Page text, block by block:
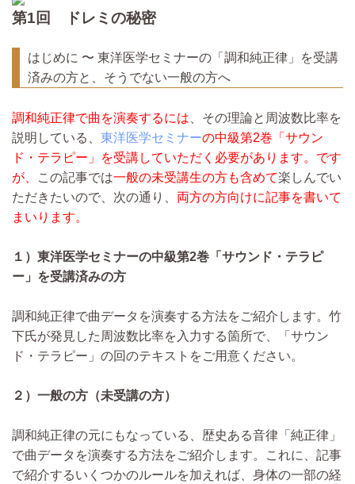
第1回 ドレミの秘密
はじめに 〜 東洋医学セミナーの「調和純正律」を受講
済みの方と、そうでない一般の方へ
調和純正律で曲を演奏するには 、その理論と周波数比率を
説明している、 東洋医学セミナーの中級第2巻「サウン
ド・テラピー」を受講していただく必要があります。です
が、
この記事では一般の未受講生の方も含めて楽しんでい
ただきたいので、次の通り、 両方の方向けに記事を書いて
まいります。
１）東洋医学セミナーの中級第2巻「サウンド・テラピ
ー」を受講済みの方
調和純正律で曲データを演奏する方法をご紹介します。竹
下氏が発見した周波数比率を入力する箇所で、「サウン
ド・テラピー」の回のテキストをご用意ください。
２）一般の方（未受講の方）
調和純正律の元にもなっている、歴史ある音律「純正律」
で曲データを演奏する方法をご紹介します。これに、記事
で紹介するいくつかのルールを加えれば、身体の一部の経